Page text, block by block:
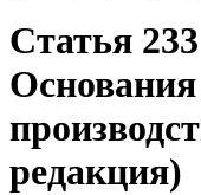
Статья
Основания
редакция)